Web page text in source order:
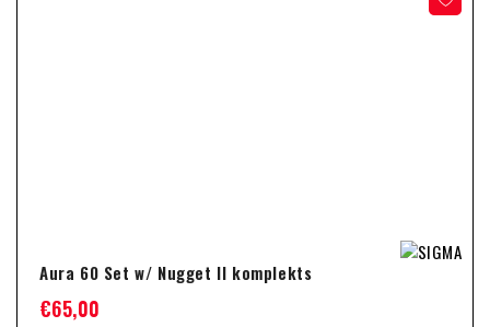
Aura 60 Set w/ Nugget II komplekts
€65,00